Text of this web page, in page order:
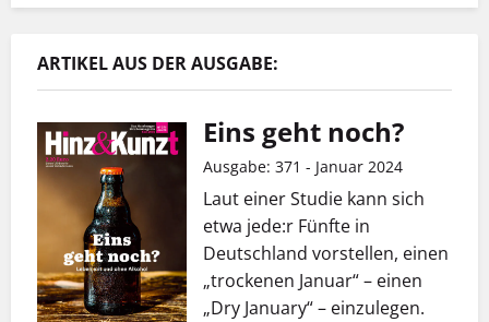
ARTIKEL AUS DER AUSGABE:
Eins geht noch?
Ausgabe: 371 - Januar 2024
Laut einer Studie kann sich
etwa jede:r Fünfte in
Deutschland vorstellen, einen
„trockenen Januar“ – einen
„Dry January“ – einzulegen.